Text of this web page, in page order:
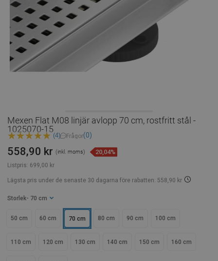
Mexen Flat M08 linjär avlopp 70 cm, rostfritt stål -
1025070-15
(4) Frågor(0)
Listpris: 699,00 kr
558,90 kr (inkl. moms) 20,04%
Lägsta pris under de senaste 30 dagarna före rabatten: 558,90 kr
Storlek - 70 cm
50 cm 60 cm 70 cm 80 cm 90 cm 100 cm
110 cm 120 cm 130 cm 140 cm 150 cm 160 cm